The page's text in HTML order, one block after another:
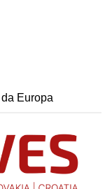
Europa